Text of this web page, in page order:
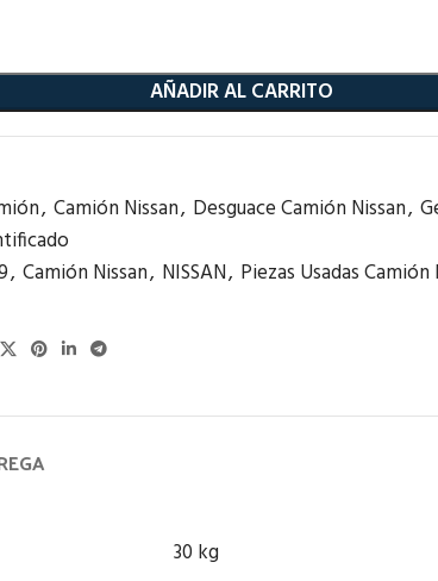
AÑADIR AL CARRITO
, Camión Nissan, Desguace Camión Nissan,
, Camión Nissan, NISSAN, Piezas Usadas Camión
30 kg